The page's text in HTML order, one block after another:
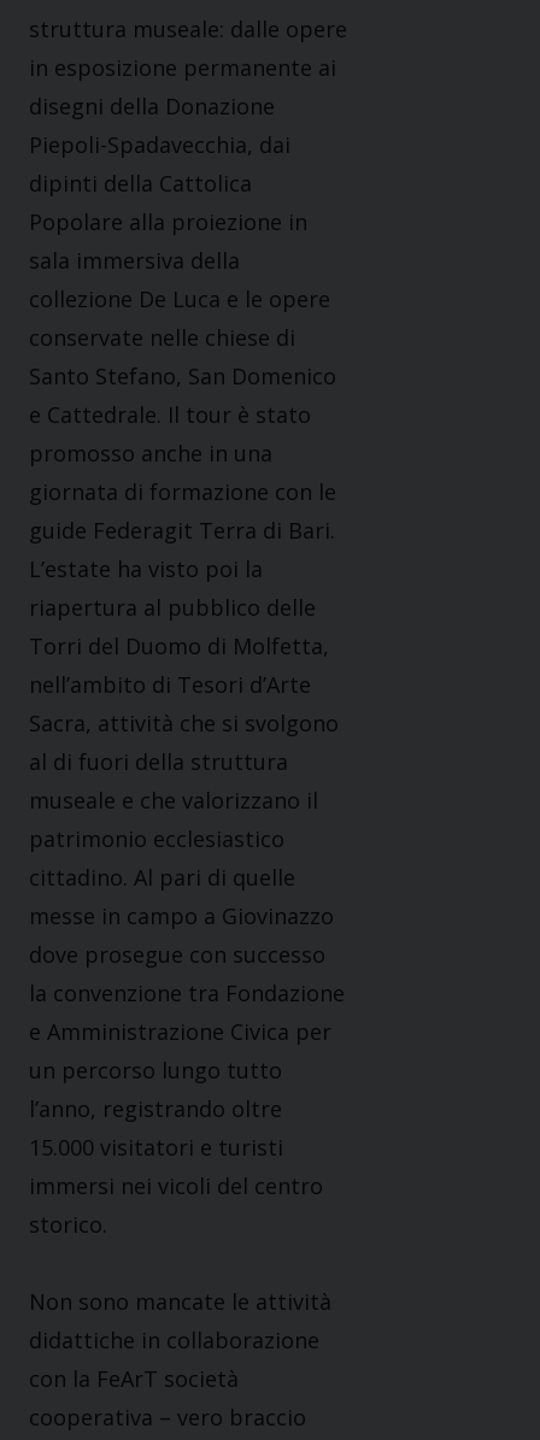
struttura museale: dalle opere
in esposizione permanente ai
disegni della Donazione
Piepoli-Spadavecchia, dai
dipinti della Cattolica
Popolare alla proiezione in
sala immersiva della
collezione De Luca e le opere
conservate nelle chiese di
Santo Stefano, San Domenico
e Cattedrale. Il tour è stato
promosso anche in una
giornata di formazione con le
guide Federagit Terra di Bari.
L’estate ha visto poi la
riapertura al pubblico delle
Torri del Duomo di Molfetta,
nell’ambito di Tesori d’Arte
Sacra, attività che si svolgono
al di fuori della struttura
museale e che valorizzano il
patrimonio ecclesiastico
cittadino. Al pari di quelle
messe in campo a Giovinazzo
dove prosegue con successo
la convenzione tra Fondazione
e Amministrazione Civica per
un percorso lungo tutto
l’anno, registrando oltre
15.000 visitatori e turisti
immersi nei vicoli del centro
storico.
Non sono mancate le attività
didattiche in collaborazione
con la FeArT società
cooperativa – vero braccio